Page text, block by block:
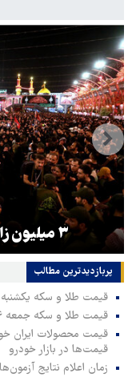
۳ میلیون زائر اربعین به کشور بازگشتند
پربازدیدترین‌ مطالب
قیمت طلا و سکه یکشنبه ۱۱ مرداد ۱۴۰۵/ ریزش سنگین سکه امامی
قیمت طلا و سکه جمعه ۱۶ مرداد ۱۴۰۵/ طلای ۱۸ عیار امروز چند؟
قیمت‌ها در بازار خودرو
زمان اعلام نتایج